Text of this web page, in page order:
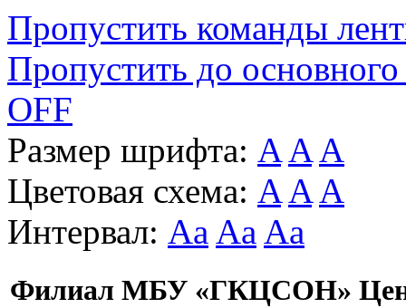
Пропустить команды
Пропустить до основного
OFF
Размер шрифта: A A A
Цветовая схема: A A A
Интервал: Aa Aa Aa
Филиал МБУ «ГКЦСОН»